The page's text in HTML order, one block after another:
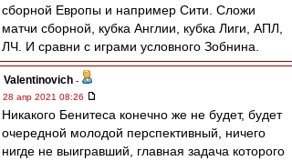
сборной Европы и например Сити. Сложи
матчи сборной, кубка Англии, кубка Лиги, АПЛ,
ЛЧ. И сравни с играми условного Зобнина.
Valentinovich -
28 апр 2021 08:26
Никакого Бенитеса конечно же не будет, будет
очередной молодой перспективный, ничего
нигде не выигравший, главная задача которого